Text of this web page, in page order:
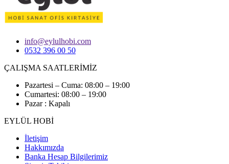
info@eylulhobi.com
0532 396 00 50
ÇALIŞMA SAATLERİMİZ
Pazartesi – Cuma: 08:00 – 19:00
Cumartesi: 08:00 – 19:00
Pazar : Kapalı
EYLÜL HOBİ
İletişim
Hakkımızda
Banka Hesap Bilgilerimiz